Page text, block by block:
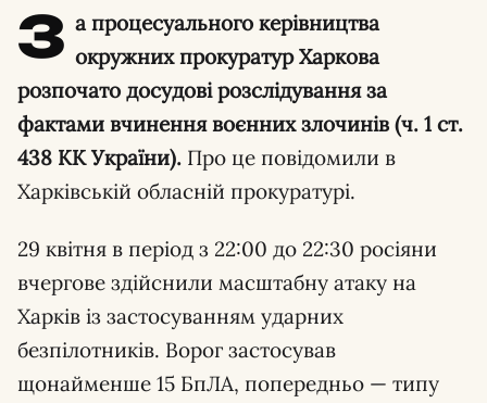
З а процесуального керівництва
окружних прокуратур Харкова
розпочато досудові розслідування за
фактами вчинення воєнних злочинів (ч. 1 ст.
438 КК України). Про це повідомили в
Харківській обласній прокуратурі.
29 квітня в період з 22:00 до 22:30 росіяни
вчергове здійснили масштабну атаку на
Харків із застосуванням ударних
безпілотників. Ворог застосував
щонайменше 15 БпЛА, попередньо — типу